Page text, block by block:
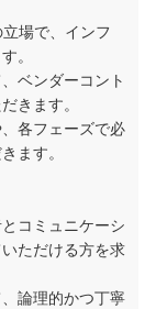
場で、インフ
。
ベンダーコント
きます。
各フェーズで必
ます。
コミュニケーシ
ただける方を求
論理的かつ丁寧